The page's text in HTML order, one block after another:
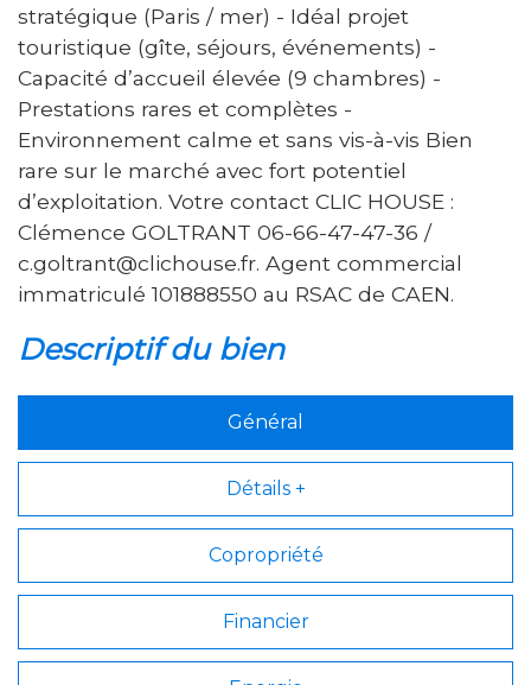
stratégique (Paris / mer) - Idéal projet
touristique (gîte, séjours, événements) -
Capacité d’accueil élevée (9 chambres) -
Prestations rares et complètes -
Environnement calme et sans vis-à-vis Bien
rare sur le marché avec fort potentiel
d’exploitation. Votre contact CLIC HOUSE :
Clémence GOLTRANT 06-66-47-47-36 /
c.goltrant@clichouse.fr. Agent commercial
immatriculé 101888550 au RSAC de CAEN.
descriptif du bien
Général
Détails +
Copropriété
Financier